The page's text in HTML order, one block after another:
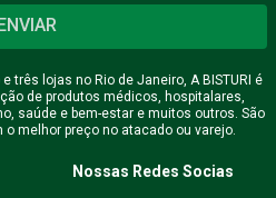
ENVIAR
três lojas no Rio de Janeiro, A BISTURI é
de produtos médicos, hospitalares,
saúde e bem-estar e muitos outros. São
melhor preço no atacado ou varejo.
Nossas Redes Socias